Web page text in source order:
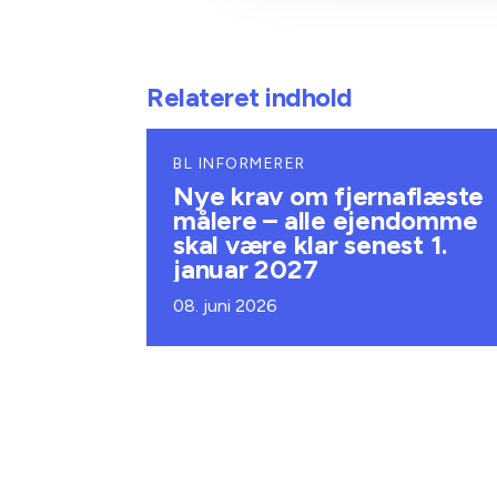
Relateret indhold
BL INFORMERER
Nye krav om fjernaflæste
målere – alle ejendomme
skal være klar senest 1.
januar 2027
08. juni 2026